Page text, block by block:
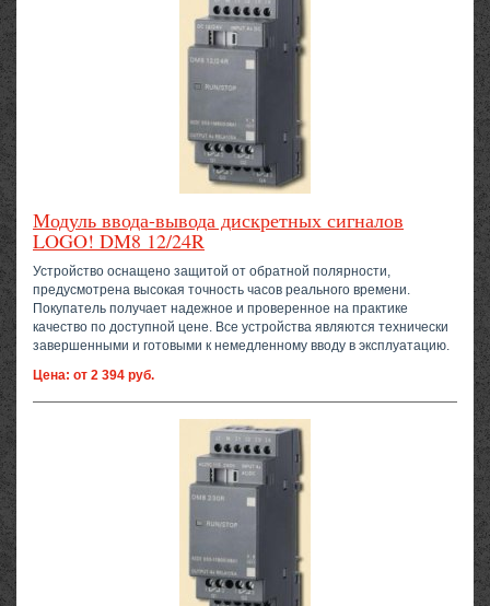
Модуль ввода-вывода дискретных сигналов
LOGO! DM8 12/24R
Устройство оснащено защитой от обратной полярности,
предусмотрена высокая точность часов реального времени.
Покупатель получает надежное и проверенное на практике
качество по доступной цене. Все устройства являются технически
завершенными и готовыми к немедленному вводу в эксплуатацию.
Цена: от 2 394 руб.